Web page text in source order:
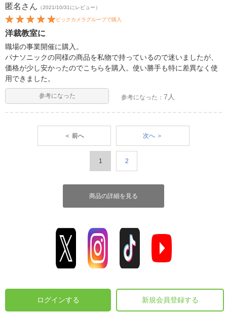
匿名 さん （2021/10/31にレビュー）
ビックカメラグループで購入
洋裁教室に
職場の事業開催に購入。
パナソニックの同様の商品を私物で持っているので迷いましたが、
価格が少し安かったのでこちらを購入。使い勝手も特に差異なく使
用できました。
参考になった 参考になった：7人
＜ 前へ 次へ ＞
1 2
商品の詳細を見る
ログインする 新規会員登録する